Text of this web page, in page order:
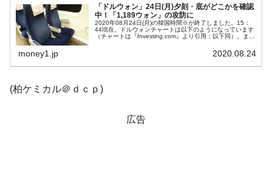
する差別。許してはおかぬ
『Money1』
韓国ボンクラ政策室長･金容範、株価暴落に
他人事のような発言。
『Money1』
『Money1』
韓国･加徳島新国際空港「またも暗礁」の危
【速報】韓国株式市場の暴落・本日07月29
「ドルウォン」24日(月)夕刻・底がどこかを確認
中！「1,189ウォン」の攻防に
2020年08月24日(月)の韓国時間※が終了しました。15：
44現在、ドルウォンチャートは以下のようになっています
（チャートは『Investing.com』より引用：以下同）。まだ
money1.jp 2020.08.24
(柏ケミカル＠ｄｃｐ)
広告